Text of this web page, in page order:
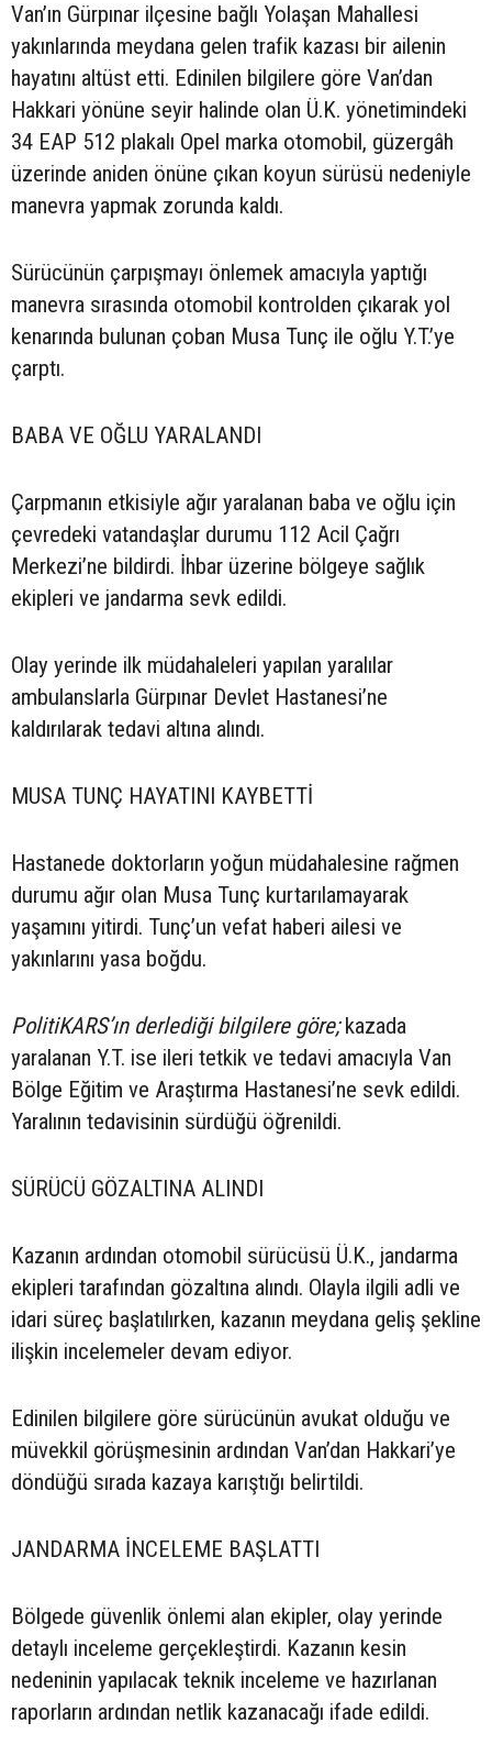
Van’ın Gürpınar ilçesine bağlı Yolaşan Mahallesi
yakınlarında meydana gelen trafik kazası bir ailenin
hayatını altüst etti. Edinilen bilgilere göre Van’dan
Hakkari yönüne seyir halinde olan Ü.K. yönetimindeki
34 EAP 512 plakalı Opel marka otomobil, güzergâh
üzerinde aniden önüne çıkan koyun sürüsü nedeniyle
manevra yapmak zorunda kaldı.
Sürücünün çarpışmayı önlemek amacıyla yaptığı
manevra sırasında otomobil kontrolden çıkarak yol
kenarında bulunan çoban Musa Tunç ile oğlu Y.T.’ye
çarptı.
BABA VE OĞLU YARALANDI
Çarpmanın etkisiyle ağır yaralanan baba ve oğlu için
çevredeki vatandaşlar durumu 112 Acil Çağrı
Merkezi’ne bildirdi. İhbar üzerine bölgeye sağlık
ekipleri ve jandarma sevk edildi.
Olay yerinde ilk müdahaleleri yapılan yaralılar
ambulanslarla Gürpınar Devlet Hastanesi’ne
kaldırılarak tedavi altına alındı.
MUSA TUNÇ HAYATINI KAYBETTİ
Hastanede doktorların yoğun müdahalesine rağmen
durumu ağır olan Musa Tunç kurtarılamayarak
yaşamını yitirdi. Tunç’un vefat haberi ailesi ve
yakınlarını yasa boğdu.
PolitiKARS’ın derlediği bilgilere göre;kazada
yaralanan Y.T. ise ileri tetkik ve tedavi amacıyla Van
Bölge Eğitim ve Araştırma Hastanesi’ne sevk edildi.
Yaralının tedavisinin sürdüğü öğrenildi.
SÜRÜCÜ GÖZALTINA ALINDI
Kazanın ardından otomobil sürücüsü Ü.K., jandarma
ekipleri tarafından gözaltına alındı. Olayla ilgili adli ve
idari süreç başlatılırken, kazanın meydana geliş şekline
ilişkin incelemeler devam ediyor.
Edinilen bilgilere göre sürücünün avukat olduğu ve
müvekkil görüşmesinin ardından Van’dan Hakkari’ye
döndüğü sırada kazaya karıştığı belirtildi.
JANDARMA İNCELEME BAŞLATTI
Bölgede güvenlik önlemi alan ekipler, olay yerinde
detaylı inceleme gerçekleştirdi. Kazanın kesin
nedeninin yapılacak teknik inceleme ve hazırlanan
raporların ardından netlik kazanacağı ifade edildi.